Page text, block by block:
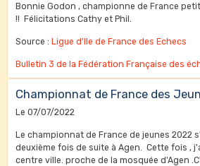
Bonnie Godon , championne de France
!! Félicitations Cathy et Phil.
Source : Ligue d'Ile de France des Echecs
Bulletin 3 de la Fédération Française des
Championnat de France des
Le 07/07/2022
Le championnat de France de jeunes 2022
deuxième fois de suite à Agen. Cette fois ,
centre ville. proche de la mosquée d'Agen